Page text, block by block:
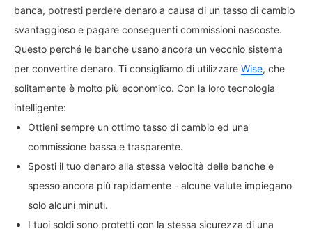
banca, potresti perdere denaro a causa di un tasso di cambio
svantaggioso e pagare conseguenti commissioni nascoste.
Questo perché le banche usano ancora un vecchio sistema
per convertire denaro. Ti consigliamo di utilizzare Wise, che
solitamente è molto più economico. Con la loro tecnologia
intelligente:
Ottieni sempre un ottimo tasso di cambio ed una
commissione bassa e trasparente.
Sposti il tuo denaro alla stessa velocità delle banche e
spesso ancora più rapidamente - alcune valute impiegano
solo alcuni minuti.
I tuoi soldi sono protetti con la stessa sicurezza di una